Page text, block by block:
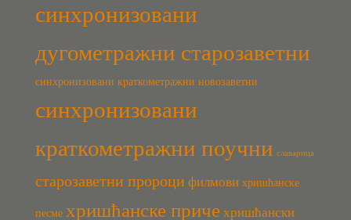
синхронизовани
дугометражни старозаветни
синхронизовани краткометражни новозаветни
синхронизовани
краткометражни поучни славарица
старозаветни пророци филмови хришћанске
песме хришћанске приче хришћански